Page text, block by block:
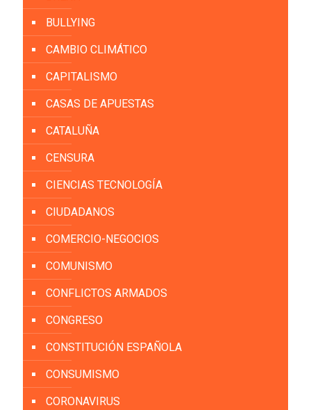
BULLYING
CAMBIO CLIMÁTICO
CAPITALISMO
CASAS DE APUESTAS
CATALUÑA
CENSURA
CIENCIAS TECNOLOGÍA
CIUDADANOS
COMERCIO-NEGOCIOS
COMUNISMO
CONFLICTOS ARMADOS
CONGRESO
CONSTITUCIÓN ESPAÑOLA
CONSUMISMO
CORONAVIRUS